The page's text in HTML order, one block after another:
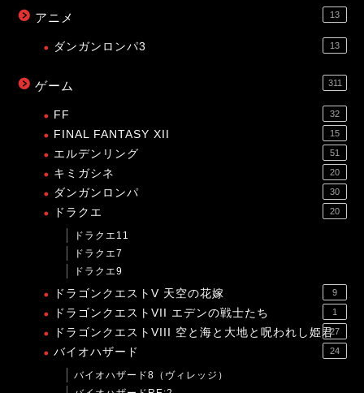
アニメ 13
ダンガンロンパ3 13
ゲーム 311
FF 32
FINAL FANTASY XII 15
エルデンリング 51
キミガシネ 20
ダンガンロンパ 30
ドラクエ 20
ドラクエ11
ドラクエ7
ドラクエ9
ドラゴンクエストV 天空の花嫁 9
ドラゴンクエストVII エデンの戦士たち 1
ドラゴンクエストVIII 空と海と大地と呪われし姫君27
バイオハザード 24
バイオハザード8（ヴィレッジ）